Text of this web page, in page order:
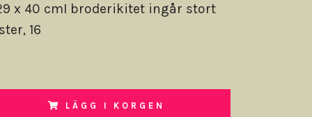
x 40 cmI broderikitet ingår stort
16
LÄGG I KORGEN